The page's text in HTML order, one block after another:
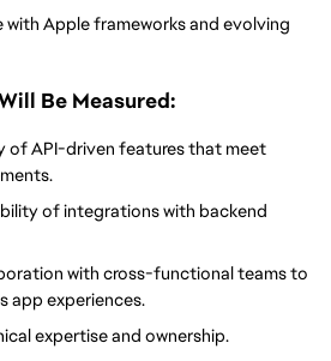
Apple frameworks and evolving
Be Measured:
of API-driven features that meet
of integrations with backend
with cross-functional teams to
app experiences.
expertise and ownership.